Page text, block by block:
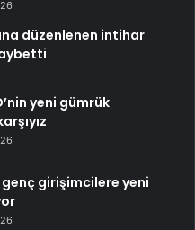
düzenlenen intihar
yeni gümrük
girişimcilere yeni